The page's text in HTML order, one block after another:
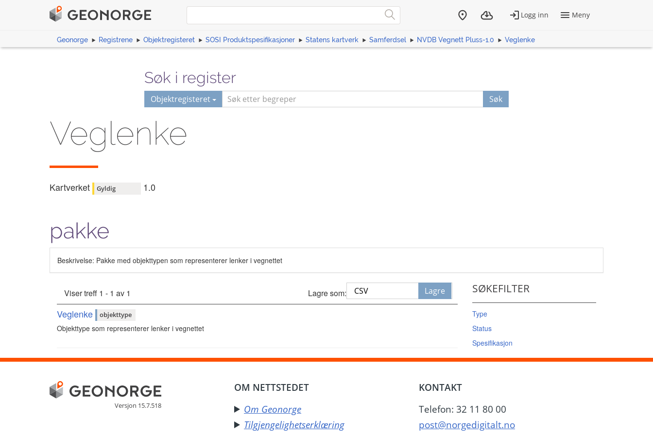
Geonorge Registrene Objektregisteret SOSI Produktspesifikasjoner Statens kartverk Samferdsel NVDB Vegnett Pluss-1.0 Veglenke
Søk i register
Objektregisteret Søk
Veglenke
Kartverket Gyldig 1.0
pakke
Beskrivelse: Pakke med objekttypen som representerer lenker i vegnettet
Viser treff 1 - 1 av 1 Lagre som: Lagre
Veglenke objekttype
Objekttype som representerer lenker i vegnettet
SØKEFILTER
Type
Status
Spesifikasjon